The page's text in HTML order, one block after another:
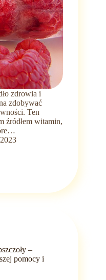
zdrowia i
zdobywać
Ten
źródłem witamin,
–
pomocy i